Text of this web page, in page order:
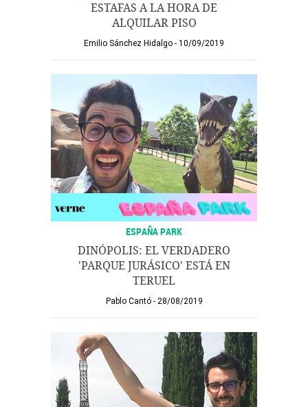
ESTAFAS A LA HORA DE
ALQUILAR PISO
Emilio Sánchez Hidalgo 10/09/2019
ESPAÑA PARK
DINÓPOLIS: EL VERDADERO
'PARQUE JURÁSICO' ESTÁ EN
TERUEL
Pablo Cantó 28/08/2019